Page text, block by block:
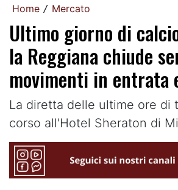
Home / Mercato
Ultimo giorno di
la Reggiana chiude
movimenti in entrata
La diretta delle ultime ore di
corso all'Hotel Sheraton di